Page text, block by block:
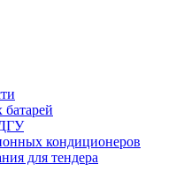
батарей
кондиционеров
для тендера